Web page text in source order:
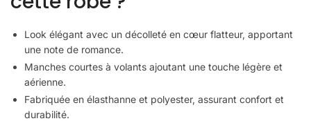
Look élégant avec un décolleté en cœur flatteur, apportant
une note de romance.
Manches courtes à volants ajoutant une touche légère et
aérienne.
Fabriquée en élasthanne et polyester, assurant confort et
durabilité.